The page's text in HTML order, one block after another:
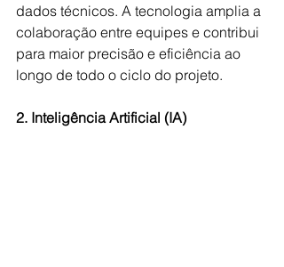
dados técnicos. A tecnologia amplia a
colaboração entre equipes e contribui
para maior precisão e eficiência ao
longo de todo o ciclo do projeto.
2. Inteligência Artificial (IA)